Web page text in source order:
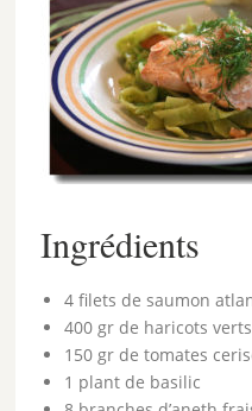
Ingrédients
4 filets de saumon
400 gr de haricots verts
150 gr de tomates
1 plant de basilic